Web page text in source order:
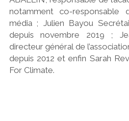
notamment co-
média ; Julien Bayou
depuis novembre 2019 ;
directeur général de
depuis 2012 et enfin Sarah
For Climate.